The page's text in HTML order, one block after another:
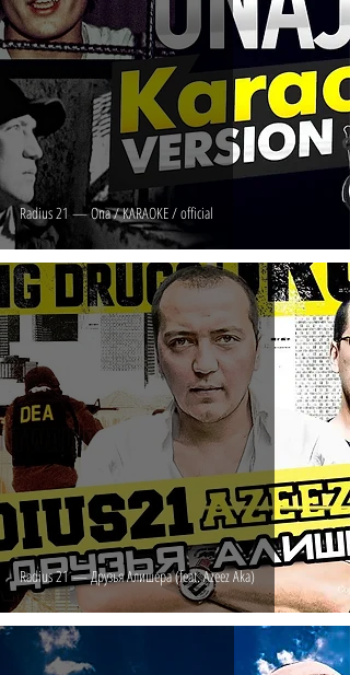
Radius 21 — Ona / KARAOKE / official
Radius 21 — Друзья Алишера (feat. Azeez Aka)